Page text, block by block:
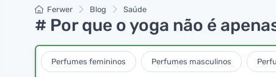
Ferwer Blog Saúde
# Por que o yoga não é
Perfumes femininos Perfumes masculinos